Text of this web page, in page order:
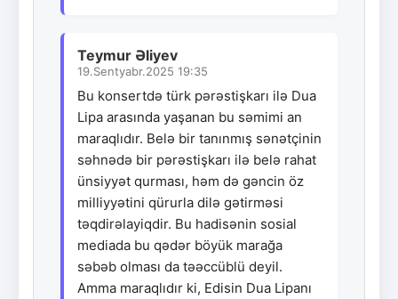
Teymur Əliyev
19.Sentyabr.2025 19:35
Bu konsertdə türk pərəstişkarı ilə Dua
Lipa arasında yaşanan bu səmimi an
maraqlıdır. Belə bir tanınmış sənətçinin
səhnədə bir pərəstişkarı ilə belə rahat
ünsiyyət qurması, həm də gəncin öz
milliyyətini qürurla dilə gətirməsi
təqdirəlayiqdir. Bu hadisənin sosial
mediada bu qədər böyük marağa
səbəb olması da təəccüblü deyil.
Amma maraqlıdır ki, Edisin Dua Lipanı